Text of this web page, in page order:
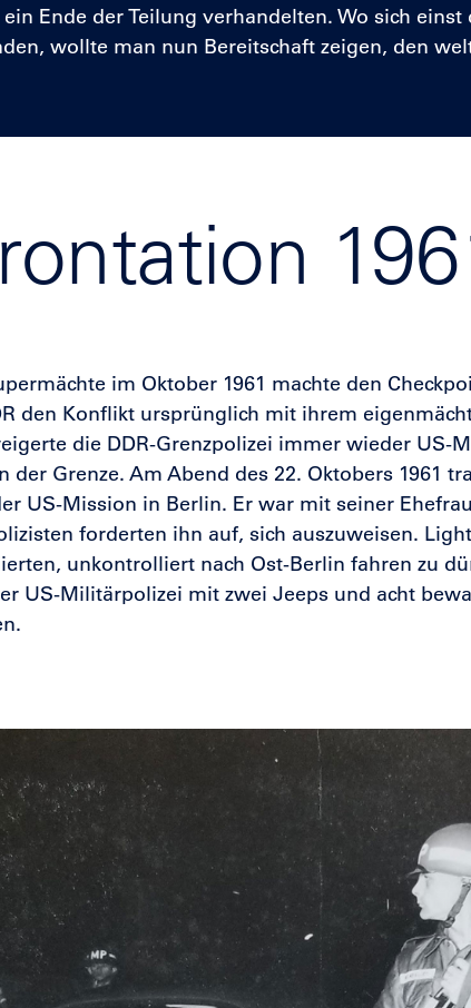
Ende der Teilung verhandelten. Wo sich
wollte man nun Bereitschaft zeigen, den
im Oktober 1961 machte den
den Konflikt ursprünglich mit ihrem
die DDR-Grenzpolizei immer wieder US-
der Grenze. Am Abend des 22. Oktobers 1961
US-Mission in Berlin. Er war mit seiner
forderten ihn auf, sich auszuweisen.
unkontrolliert nach Ost-Berlin fahren zu
US-Militärpolizei mit zwei Jeeps und acht